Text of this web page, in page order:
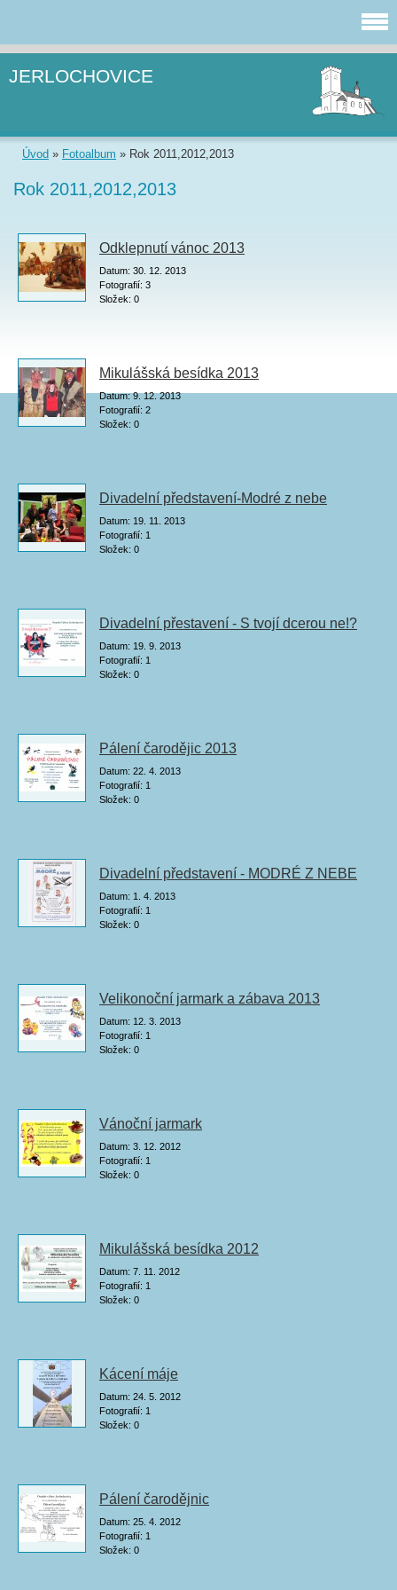
JERLOCHOVICE
Úvod » Fotoalbum » Rok 2011,2012,2013
Rok 2011,2012,2013
Odklepnutí vánoc 2013
Datum: 30. 12. 2013
Fotografií: 3
Složek: 0
Mikulášská besídka 2013
Datum:9. 12. 2013
Fotografií: 2
Složek: 0
Divadelní představení-Modré z nebe
Datum: 19. 11. 2013
Fotografií: 1
Složek: 0
Divadelní přestavení - S tvojí dcerou ne!?
Datum: 19. 9. 2013
Fotografií: 1
Složek: 0
Pálení čarodějic 2013
Datum: 22. 4. 2013
Fotografií: 1
Složek: 0
Divadelní představení - MODRÉ Z NEBE
Datum: 1. 4. 2013
Fotografií: 1
Složek: 0
Velikonoční jarmark a zábava 2013
Datum: 12. 3. 2013
Fotografií: 1
Složek: 0
Vánoční jarmark
Datum: 3. 12. 2012
Fotografií: 1
Složek: 0
Mikulášská besídka 2012
Datum: 7. 11. 2012
Fotografií: 1
Složek: 0
Kácení máje
Datum: 24. 5. 2012
Fotografií: 1
Složek: 0
Pálení čarodějnic
Datum: 25. 4. 2012
Fotografií: 1
Složek: 0